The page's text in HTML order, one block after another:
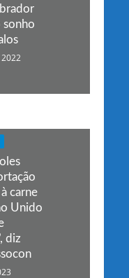
sonho
carne
Unido
diz